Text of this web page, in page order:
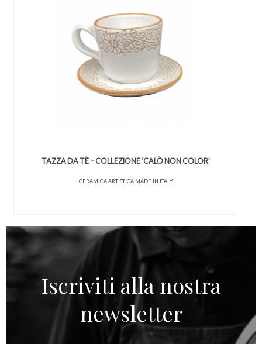
TAZZA DA TÈ – COLLEZIONE ‘CALÒ NON COLOR’
CERAMICA ARTISTICA MADE IN ITALY
Iscriviti alla nostra
newsletter